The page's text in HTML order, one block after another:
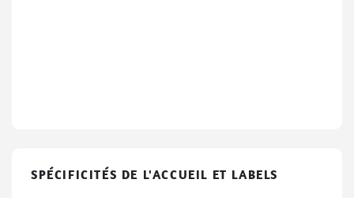
SPÉCIFICITÉS DE L'ACCUEIL ET LABELS